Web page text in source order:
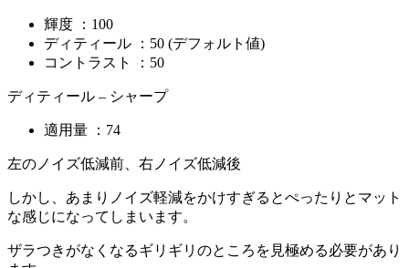
輝度 ：100
ディティール ：50 (デフォルト値)
コントラスト ：50
ディティール – シャープ
適用量 ：74
左のノイズ低減前、右ノイズ低減後
しかし、あまりノイズ軽減をかけすぎるとぺったりとマット
な感じになってしまいます。
ザラつきがなくなるギリギリのところを見極める必要があり